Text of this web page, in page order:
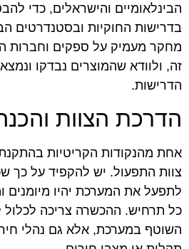
הבינלאומיים והישראלים, כדי
בדרישות החוקיות ובסטנדרטים
מחקר מעמיק על ספקים וחברות
זה, ולוודא שהמוצרים נבדקו
הדרישות.
הדרכת הצוות
אחת מהנקודות הקריטיות
צוות התפעול. יש להקפיד על כך
לתפעל את המערכת יהיו מיומנים
כל תרחיש. ההכשרה צריכה
השוטף במערכת, אלא גם נהלי